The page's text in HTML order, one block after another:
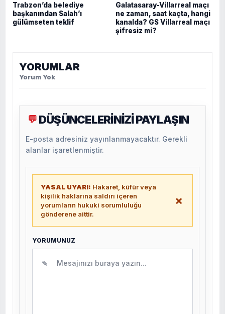
Trabzon’da belediye
başkanından Salah’ı
gülümseten teklif
Galatasaray-Villarreal maçı
ne zaman, saat kaçta, hangi
kanalda? GS Villarreal maçı
şifresiz mi?
YORUMLAR
Yorum Yok
💬 DÜŞÜNCELERİNİZİ PAYLAŞIN
E-posta adresiniz yayınlanmayacaktır. Gerekli
alanlar işaretlenmiştir.
YASAL UYARI: Hakaret, küfür veya
kişilik haklarına saldırı içeren
yorumların hukuki sorumluluğu
gönderene aittir.
×
YORUMUNUZ
✎